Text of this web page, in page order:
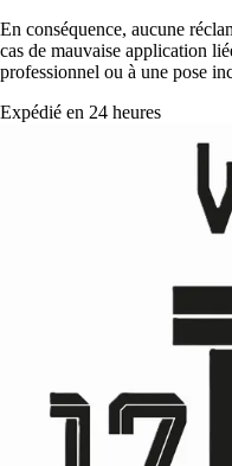
En conséquence, aucune
cas de mauvaise application
professionnel ou à une pose
Expédié en 24 heures